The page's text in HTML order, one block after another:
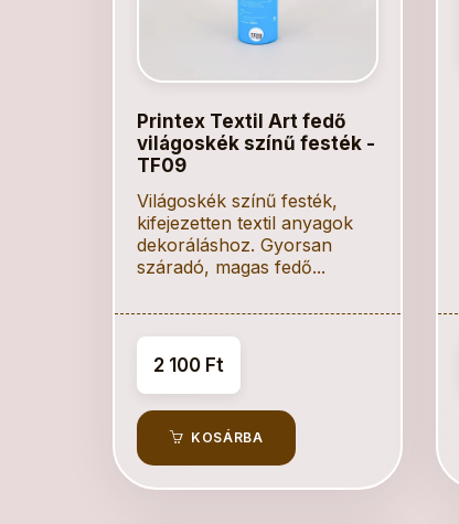
Printex Textil Art fedő
világoskék színű festék -
TF09
Világoskék színű festék,
kifejezetten textil anyagok
dekoráláshoz. Gyorsan
száradó, magas fedő...
2 100 Ft
KOSÁRBA